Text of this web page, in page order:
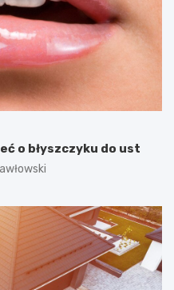
o błyszczyku do ust